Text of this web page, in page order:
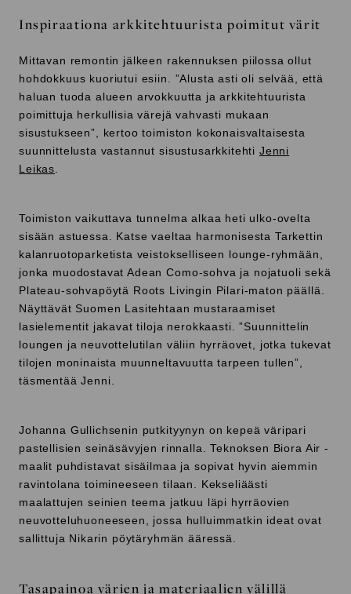
Inspiraationa arkkitehtuurista poimitut värit
Mittavan remontin jälkeen rakennuksen piilossa ollut
hohdokkuus kuoriutui esiin. ”Alusta asti oli selvää, että
haluan tuoda alueen arvokkuutta ja arkkitehtuurista
poimittuja herkullisia värejä vahvasti mukaan
sisustukseen”, kertoo toimiston kokonaisvaltaisesta
suunnittelusta vastannut sisustusarkkitehti Jenni
Leikas.
Toimiston vaikuttava tunnelma alkaa heti ulko-ovelta
sisään astuessa. Katse vaeltaa harmonisesta Tarkettin
kalanruotoparketista veistokselliseen lounge-ryhmään,
jonka muodostavat Adean Como-sohva ja nojatuoli sekä
Plateau-sohvapöytä Roots Livingin Pilari-maton päällä.
Näyttävät Suomen Lasitehtaan mustaraamiset
lasielementit jakavat tiloja nerokkaasti. ”Suunnittelin
loungen ja neuvottelutilan väliin hyrräovet, jotka tukevat
tilojen moninaista muunneltavuutta tarpeen tullen”,
täsmentää Jenni.
Johanna Gullichsenin putkityynyn on kepeä väripari
pastellisien seinäsävyjen rinnalla. Teknoksen Biora Air -
maalit puhdistavat sisäilmaa ja sopivat hyvin aiemmin
ravintolana toimineeseen tilaan. Kekseliäästi
maalattujen seinien teema jatkuu läpi hyrräovien
neuvotteluhuoneeseen, jossa hulluimmatkin ideat ovat
sallittuja Nikarin pöytäryhmän ääressä.
Tasapainoa värien ja materiaalien välillä